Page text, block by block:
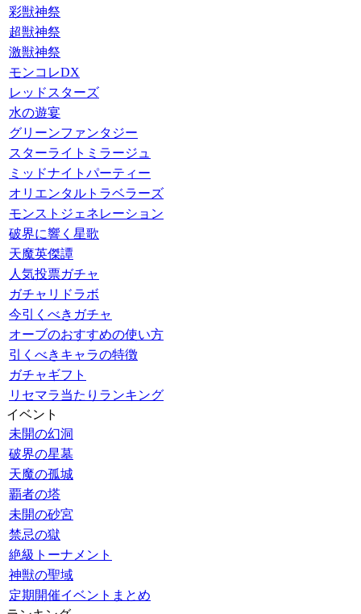
彩獣神祭
超獣神祭
激獣神祭
モンコレDX
レッドスターズ
水の遊宴
グリーンファンタジー
スターライトミラージュ
ミッドナイトパーティー
オリエンタルトラベラーズ
モンストジェネレーション
破界に響く星歌
天魔英傑譚
人気投票ガチャ
ガチャリドラボ
今引くべきガチャ
オーブのおすすめの使い方
引くべきキャラの特徴
ガチャギフト
リセマラ当たりランキング
イベント
未開の幻洞
破界の星墓
天魔の孤城
覇者の塔
未開の砂宮
禁忌の獄
絶級トーナメント
神獣の聖域
定期開催イベントまとめ